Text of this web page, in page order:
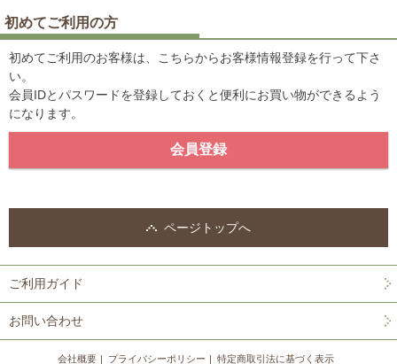
初めてご利用の方
初めてご利用のお客様は、こちらからお客様情報登録を行って下さ
い。
会員IDとパスワードを登録しておくと便利にお買い物ができるよう
になります。
ページトップへ
ご利用ガイド
お問い合わせ
会社概要 プライバシーポリシー 特定商取引法に基づく表示